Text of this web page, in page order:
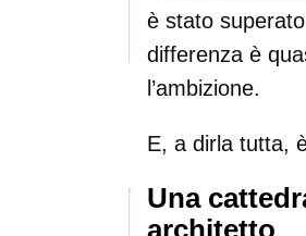
è stato
differenza è
l’ambizione.
E, a dirla tutta,
Una
architetto